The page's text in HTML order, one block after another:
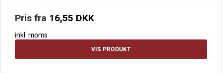
Pris fra 16,55 DKK
inkl. moms
VIS PRODUKT